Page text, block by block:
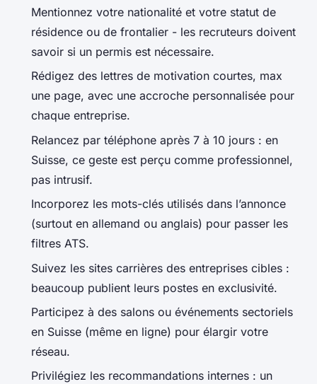
Mentionnez votre nationalité et votre statut de
résidence ou de frontalier - les recruteurs doivent
savoir si un permis est nécessaire.
Rédigez des lettres de motivation courtes, max
une page, avec une accroche personnalisée pour
chaque entreprise.
Relancez par téléphone après 7 à 10 jours : en
Suisse, ce geste est perçu comme professionnel,
pas intrusif.
Incorporez les mots-clés utilisés dans l’annonce
(surtout en allemand ou anglais) pour passer les
filtres ATS.
Suivez les sites carrières des entreprises cibles :
beaucoup publient leurs postes en exclusivité.
Participez à des salons ou événements sectoriels
en Suisse (même en ligne) pour élargir votre
réseau.
Privilégiez les recommandations internes : un